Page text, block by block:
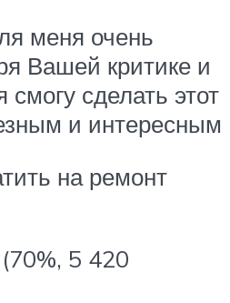
меня очень
Вашей критике и
смогу сделать этот
и интересным
на ремонт
5 420